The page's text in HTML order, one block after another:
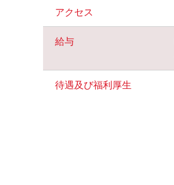
アクセス
給与
待遇及び福利厚生